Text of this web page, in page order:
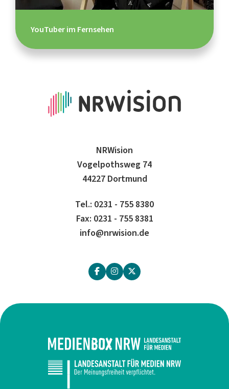
YouTuber im Fernsehen
NRWision
Vogelpothsweg 74
44227 Dortmund
Tel.: 0231 - 755 8380
Fax: 0231 - 755 8381
info@nrwision.de